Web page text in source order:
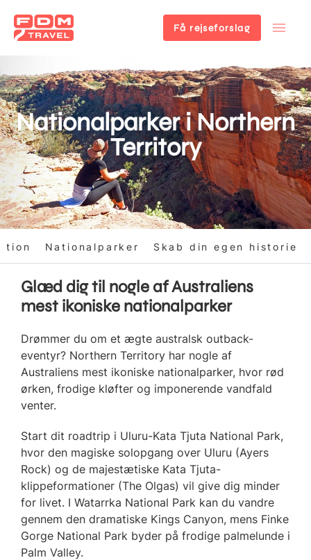
til
hovedindhold
Få rejseforslag
Nationalparker i Northern
Territory
Nationalparker Skab din egen historie
Glæd dig til nogle af Australiens
mest ikoniske nationalparker
Drømmer du om et ægte australsk outback-
eventyr? Northern Territory har nogle af
Australiens mest ikoniske nationalparker, hvor rød
ørken, frodige kløfter og imponerende vandfald
venter.
Start dit roadtrip i Uluru-Kata Tjuta National Park,
hvor den magiske solopgang over Uluru (Ayers
Rock) og de majestætiske Kata Tjuta-
klippeformationer (The Olgas) vil give dig minder
for livet. I Watarrka National Park kan du vandre
gennem den dramatiske Kings Canyon, mens Finke
Gorge National Park byder på frodige palmelunde i
Palm Valley.